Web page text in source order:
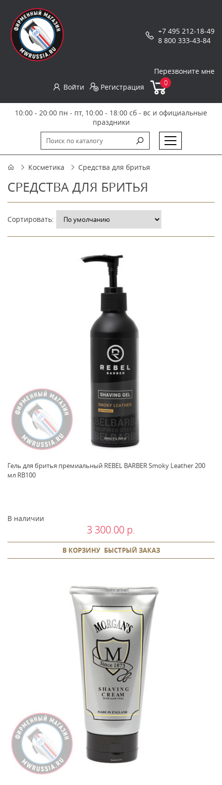
+7 495 212-18-49
8 800 333-43-84
Перезвоните мне
Войти
Регистрация 0
10:00 - 20:00 пн - пт, 10:00 - 18:00 сб - вс и официальные
праздники
Косметика Средства для бритья
СРЕДСТВА ДЛЯ БРИТЬЯ
Сортировать:
Гель для бритья премиальный REBEL BARBER Smoky Leather 200
мл RB100
В наличии
3 300.00 р.
В КОРЗИНУ БЫСТРЫЙ ЗАКАЗ